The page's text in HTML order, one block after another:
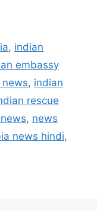
, indian
embassy
, indian
rescue
, news
news hindi,